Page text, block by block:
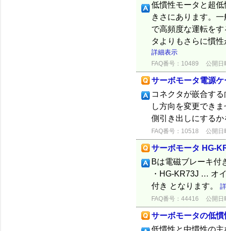
低慣性モータと超
きさにあります。
で高頻度な運転を
タよりもさらに慣
詳細表示
FAQ番号：10489 公開日
サーボモータ電源
コネクタが嵌合す
し方向を変更でき
側引き出しにする
FAQ番号：10518 公開日
サーボモータ HG-
Bは電磁ブレーキ付
・HG-KR73J … オ
付き となります。
FAQ番号：44416 公開日
サーボモータの低
低慣性と中慣性の